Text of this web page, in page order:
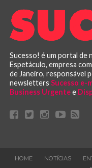
Sucesso! é um portal de
Espetáculo, empresa
de Janeiro, responsável
newsletters Sucesso e-
Business Urgentee
HOME NOTÍCIAS